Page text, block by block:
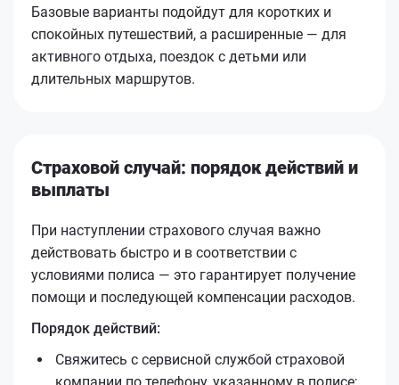
Базовые варианты подойдут для коротких и
спокойных путешествий, а расширенные — для
активного отдыха, поездок с детьми или
длительных маршрутов.
Страховой случай: порядок действий и
выплаты
При наступлении страхового случая важно
действовать быстро и в соответствии с
условиями полиса — это гарантирует получение
помощи и последующей компенсации расходов.
Порядок действий:
Свяжитесь с сервисной службой страховой